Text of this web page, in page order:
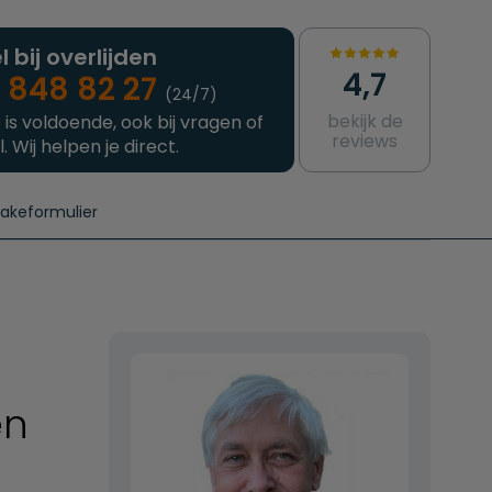
bij overlijden
82 27 (24/7)
voldoende, ook bij vragen of
Wij helpen je direct.
4,7
bekijk de
reviews